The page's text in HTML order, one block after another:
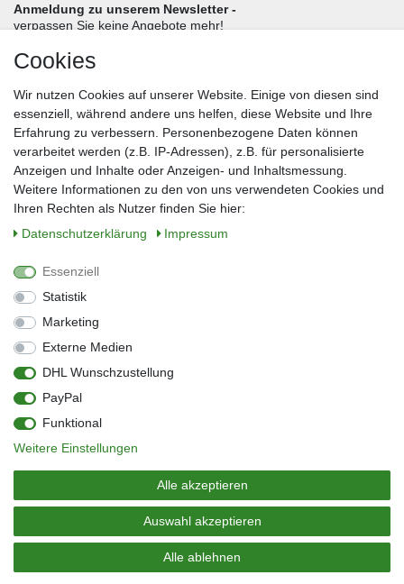
Anmeldung zu unserem Newsletter -
verpassen Sie keine Angebote mehr!
Nachname*
E-Mail*
Sie können den Newsletter jederzeit kostenlos abbestellen.
** gilt für Lieferungen innerhalb Deutschlands, Lieferzeiten für andere Länder
entnehmen Sie bitte der Schaltfläche mit den Versandinformationen
Widerrufs­recht
Kontakt
Barrierefreiheitserklärung
Zahlung & Versand
Vertrag widerrufen
© Copyright 2026 | Alle Rechte vorbehalten.
Cookies
Wir nutzen Cookies auf unserer Website. Einige von diesen sind
essenziell, während andere uns helfen, diese Website und Ihre
Erfahrung zu verbessern. Personenbezogene Daten können
verarbeitet werden (z.B. IP-Adressen), z.B. für personalisierte
Anzeigen und Inhalte oder Anzeigen- und Inhaltsmessung.
Weitere Informationen zu den von uns verwendeten Cookies und
Ihren Rechten als Nutzer finden Sie hier:
Daten­schutz­erklärung
Impressum
Essenziell
Statistik
Marketing
Externe Medien
DHL Wunschzustellung
PayPal
Funktional
Weitere Einstellungen
Alle akzeptieren
Auswahl akzeptieren
Alle ablehnen